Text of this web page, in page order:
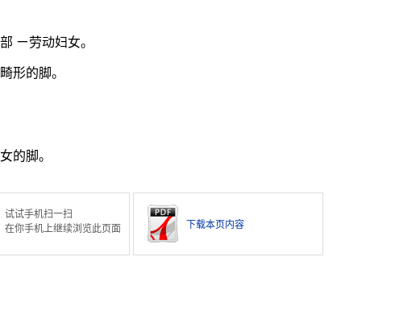
ㄧ劳动妇女。
形的脚。
的脚。
试试手机扫一扫
在你手机上继续浏览此页面
下载本页内容